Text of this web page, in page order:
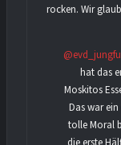
rocken. Wir
hat das
Moskitos
Das war
tolle Moral